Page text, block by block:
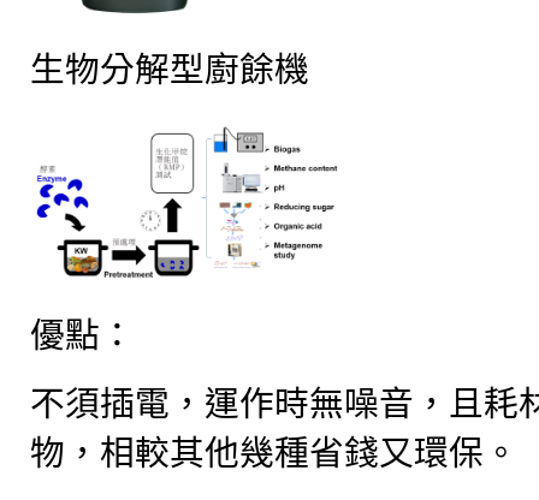
生物分解型廚餘機
優點：
不須插電，運作時無噪音，且耗
物，相較其他幾種省錢又環保。